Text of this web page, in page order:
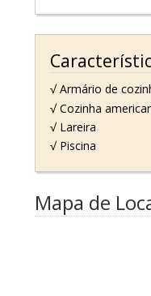
√ Armário de
√ Cozinha
√ Lareira
√ Piscina
Mapa de